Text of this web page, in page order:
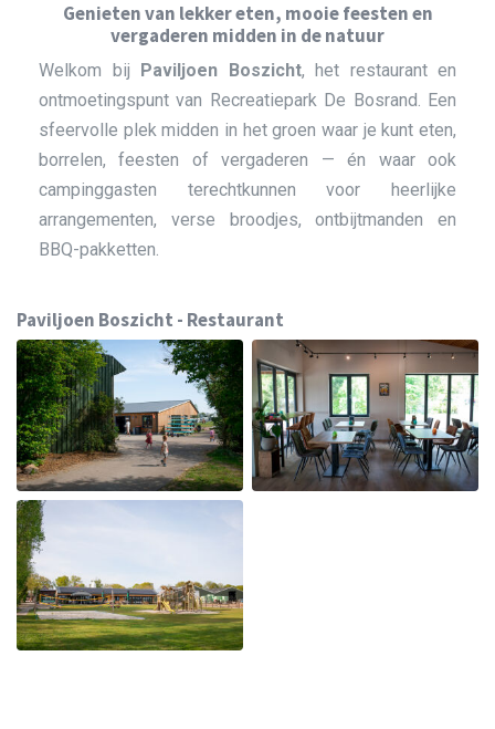
Genieten van lekker eten, mooie feesten en
vergaderen midden in de natuur
Welkom bij Paviljoen Boszicht, het restaurant en
ontmoetingspunt van Recreatiepark De Bosrand. Een
sfeervolle plek midden in het groen waar je kunt eten,
borrelen, feesten of vergaderen — én waar ook
campinggasten terechtkunnen voor heerlijke
arrangementen, verse broodjes, ontbijtmanden en
BBQ-pakketten.
Paviljoen Boszicht - Restaurant